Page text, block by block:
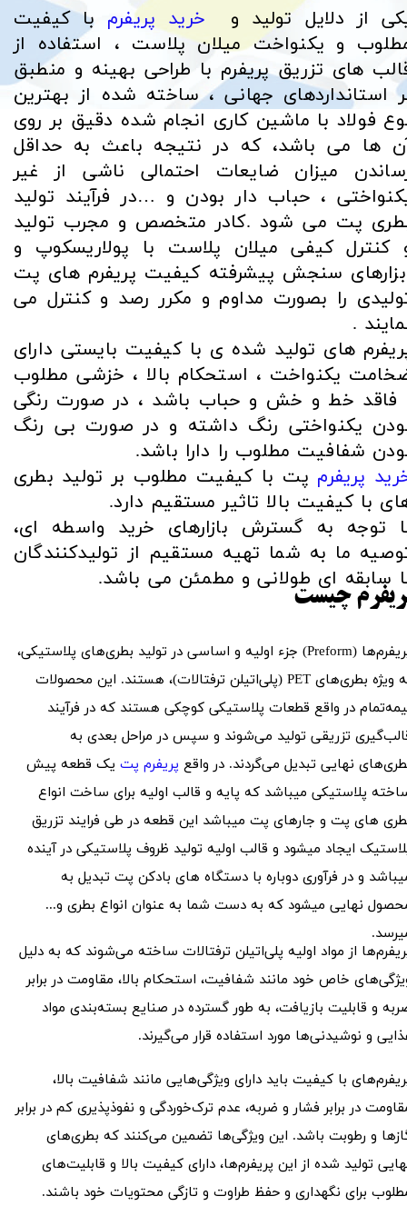
از دلایل تولید و خرید پریفرم‌ با کیفیت
و یکنواخت میلان پلاست ، استفاده از
های تزریق پریفرم با طراحی بهینه و منطبق
استانداردهای جهانی ، ساخته شده از بهترین
فولاد با ماشین کاری انجام شده دقیق بر روی
ها می باشد، که در نتیجه باعث به حداقل
میزان ضایعات احتمالی ناشی از غیر
، حباب دار بودن و …در فرآیند تولید
پت می شود .کادر متخصص و مجرب تولید
کنترل کیفی میلان پلاست با پولاریسکوپ و
سنجش پیشرفته کیفیت پریفرم های پت
را بصورت مداوم و مکرر رصد و کنترل می
.
های تولید شده ی با کیفیت بایستی دارای
یکنواخت ، استحکام بالا ، خزشی مطلوب
فاقد خط و خش و حباب باشد ، در صورت رنگی
یکنواختی رنگ داشته و در صورت بی رنگ
شفافیت مطلوب را دارا باشد.
پریفرم پت با کیفیت مطلوب بر تولید بطری
با کیفیت بالا تاثیر مستقیم دارد.
توجه به گسترش بازارهای خرید واسطه ای،
ما به شما تهیه مستقیم از تولیدکنندگان
سابقه ای طولانی و مطمئن می باشد​​​​​​​.
چیست
پریفرم‌ها (Preform) جزء اولیه و اساسی در تولید بطری‌های پلاستیکی،
به ویژه بطری‌های PET (پلی‌اتیلن ترفتالات)، هستند. این محصولات
در واقع قطعات پلاستیکی کوچکی هستند که در فرآیند
تزریقی تولید می‌شوند و سپس در مراحل بعدی به
نهایی تبدیل می‌گردند. در واقع پریفرم پت یک قطعه پیش
پلاستیکی میباشد که پایه و قالب اولیه برای ساخت انواع
های پت و جارهای پت میباشد این قطعه در طی فرایند تزریق
ایجاد میشود و قالب اولیه تولید ظروف پلاستیکی در آینده
و در فرآوری دوباره با دستگاه های بادکن پت تبدیل به
نهایی میشود که به دست شما به عنوان انواع بطری و...
از مواد اولیه پلی‌اتیلن ترفتالات ساخته می‌شوند که به دلیل
خاص خود مانند شفافیت، استحکام بالا، مقاومت در برابر
و قابلیت بازیافت، به طور گسترده در صنایع بسته‌بندی مواد
و نوشیدنی‌ها مورد استفاده قرار می‌گیرند.
با کیفیت باید دارای ویژگی‌هایی مانند شفافیت بالا،
در برابر فشار و ضربه، عدم ترک‌خوردگی و نفوذپذیری کم در برابر
و رطوبت باشد. این ویژگی‌ها تضمین می‌کنند که بطری‌های
تولید شده از این پریفرم‌ها، دارای کیفیت بالا و قابلیت‌های
برای نگهداری و حفظ طراوت و تازگی محتویات خود باشند.